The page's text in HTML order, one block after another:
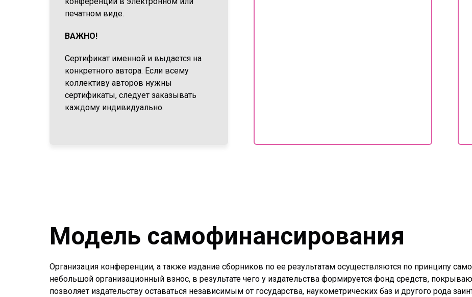
печатном виде.
ВАЖНО!
Сертификат именной и выдается на
конкретного автора. Если всему
коллективу авторов нужны
сертификаты, следует заказывать
каждому индивидуально.
Модель самофинансирования
Организация конференции, а также издание сборников по ее результатам осуществляются по принципу
небольшой организационный взнос, в результате чего у издательства формируется фонд средств,
позволяет издательству оставаться независимым от государства, наукометрических баз и другого рода